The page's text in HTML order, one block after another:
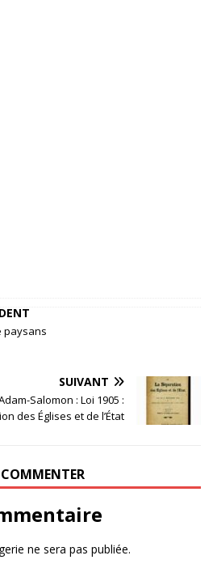
paysans
SUIVANT
Salomon : Loi 1905 :
des Églises et de l’État
COMMENTER
ne sera pas publiée.